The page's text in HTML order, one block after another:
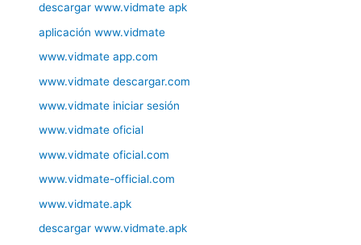
descargar www.vidmate apk
aplicación www.vidmate
www.vidmate app.com
www.vidmate descargar.com
www.vidmate iniciar sesión
www.vidmate oficial
www.vidmate oficial.com
www.vidmate-official.com
www.vidmate.apk
descargar www.vidmate.apk